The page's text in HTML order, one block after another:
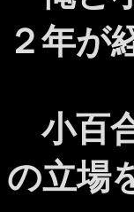
２年が
小百
の立場